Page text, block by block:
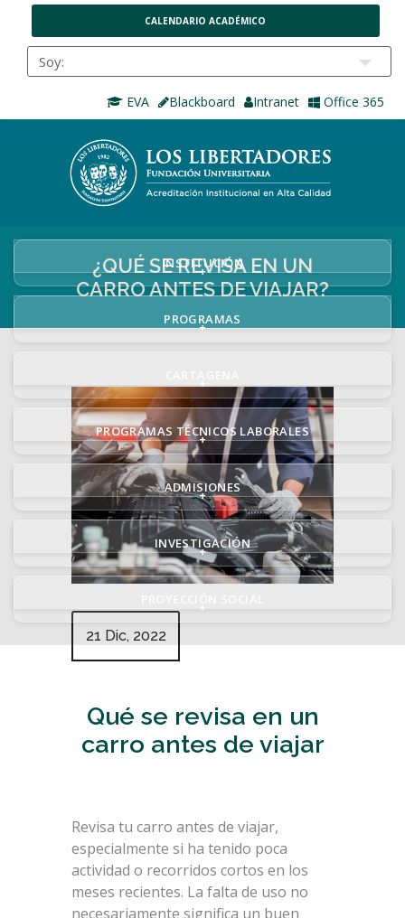
CALENDARIO ACADÉMICO
EVA Blackboard Intranet Office 365
INSTITUCIÓN
+
PROGRAMAS
+
+
PROGRAMAS TÉCNICOS LABORALES
+
ADMISIONES
+
INVESTIGACIÓN
+
+
¿QUÉ SE REVISA EN UN
CARRO ANTES DE VIAJAR?
21 Dic, 2022
Qué se revisa en un
carro antes de viajar
Revisa tu carro antes de viajar,
especialmente si ha tenido poca
actividad o recorridos cortos en los
meses recientes. La falta de uso no
necesariamente significa un buen